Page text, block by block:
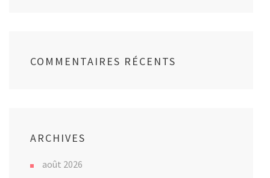
COMMENTAIRES RÉCENTS
ARCHIVES
août 2026